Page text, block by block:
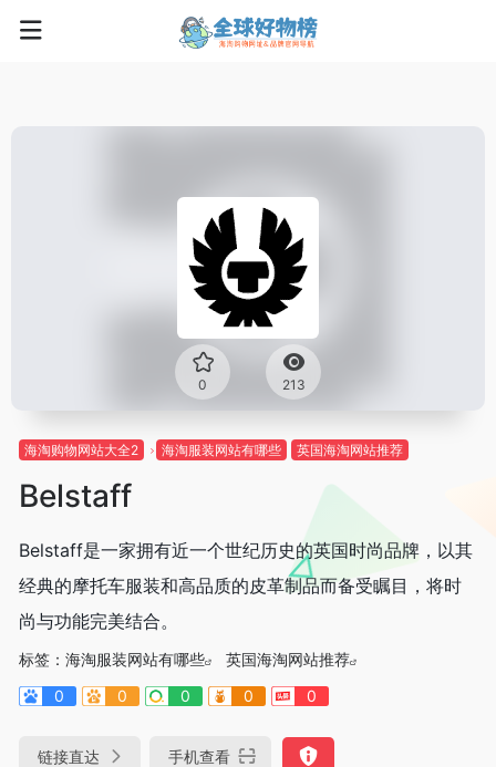
0 213
海淘购物网站大全2 海淘服装网站有哪些 英国海淘网站推荐
Belstaff
Belstaff是一家拥有近一个世纪历史的英国时尚品牌，以其
经典的摩托车服装和高品质的皮革制品而备受瞩目，将时
尚与功能完美结合。
标签： 海淘服装网站有哪些
英国海淘网站推荐
0
0 0 0 0
链接直达 手机查看